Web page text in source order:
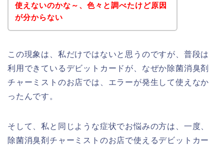
使えないのかな～、色々と調べたけど原因
が分からない
この現象は、私だけではないと思うのですが、普段は
利用できているデビットカードが、なぜか除菌消臭剤
チャーミストのお店では、エラーが発生して使えなか
ったんです。
そして、私と同じような症状でお悩みの方は、一度、
除菌消臭剤チャーミストのお店で使えるデビットカー